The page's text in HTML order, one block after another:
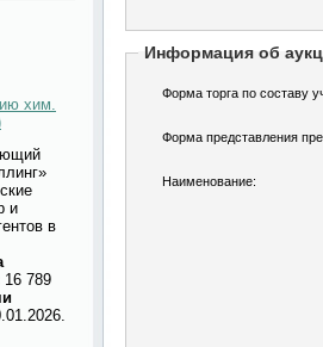
хим.
и
в
16 789
Информация об
Форма торга по составу
Форма представления
Наименование: